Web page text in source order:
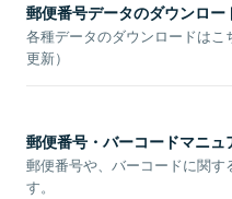
郵便番号データのダウンロー
各種データのダウンロードはこ
更新）
郵便番号・バーコードマニュ
郵便番号や、バーコードに関す
す。